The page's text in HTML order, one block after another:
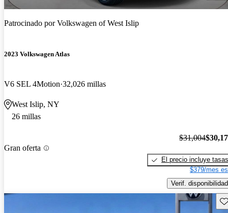
Patrocinado porVolkswagen of West Islip
2023 Volkswagen Atlas
V6 SEL 4Motion 32,026 millas
West Islip, NY
26 millas
Gran oferta
$31,004
El precio incluye tasas
$379/mes
Verif. disponibilidad